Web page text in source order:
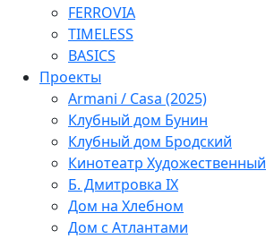
FERROVIA
TIMELESS
BASICS
Проекты
Armani / Casa (2025)
Клубный дом Бунин
Клубный дом Бродский
Кинотеатр Художественный
Б. Дмитровка IX
Дом на Хлебном
Дом с Атлантами